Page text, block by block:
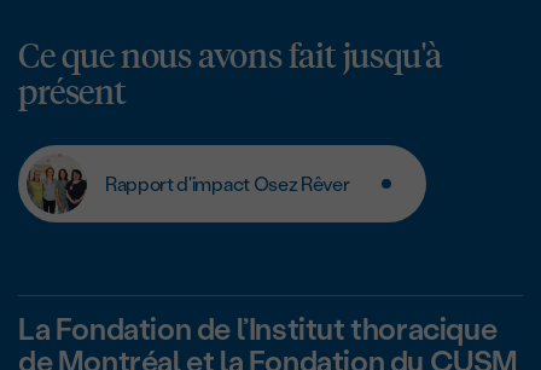
Ce que nous avons fait jusqu'à
présent
Rapport d'impact Osez Rêver
La Fondation de l’Institut thoracique
de Montréal et la Fondation du CUSM